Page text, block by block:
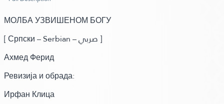
МОЛБА УЗВИШЕНОМ БОГУ
]Српски – Serbian –صربي [
Ахмед Ферид
Ревизија и обрада:
Ирфан Клица